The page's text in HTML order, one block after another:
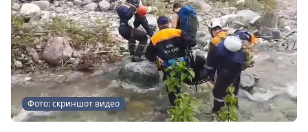
Фото: скриншот видео